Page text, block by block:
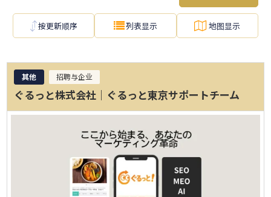
按更新顺序 列表显示 地图显示
其他 招聘与企业
ぐるっと株式会社｜ぐるっと東京サポートチーム